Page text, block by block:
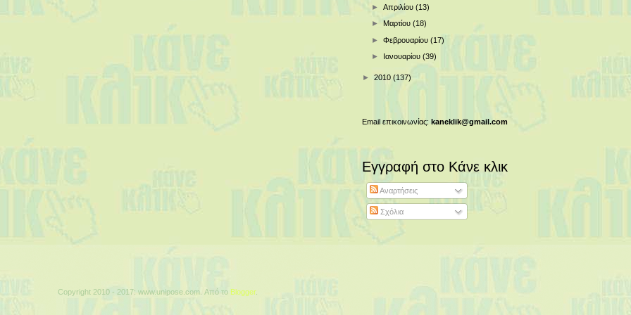
►Απριλίου(13)
► Μαρτίου(18)
►Φεβρουαρίου(17)
►
Ιανουαρίου(39)
► 2010 (137)
Email επικοινωνίας: kaneklik@gmail.com
Εγγραφή στο Κάνε κλικ
Αναρτήσεις
Σχόλια
Copyright 2010 - 2017: www.unipose.com. Από το Blogger.